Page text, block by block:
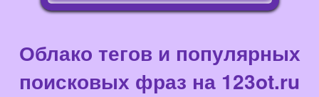
Облако тегов и популярных
поисковых фраз на 123ot.ru